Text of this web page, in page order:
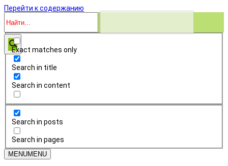
Перейти к содержанию
Exact matches only
Search in title
Search in content
Search in posts
Search in pages
MENUMENU